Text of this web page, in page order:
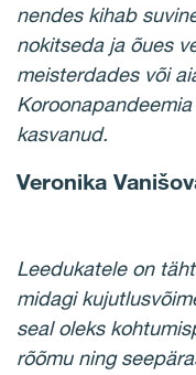
nendes kihab
nokitseda ja õues
meisterdades või
kasvanud.
Veronika
Leedukatele on
midagi
seal oleks
rõõmu ning